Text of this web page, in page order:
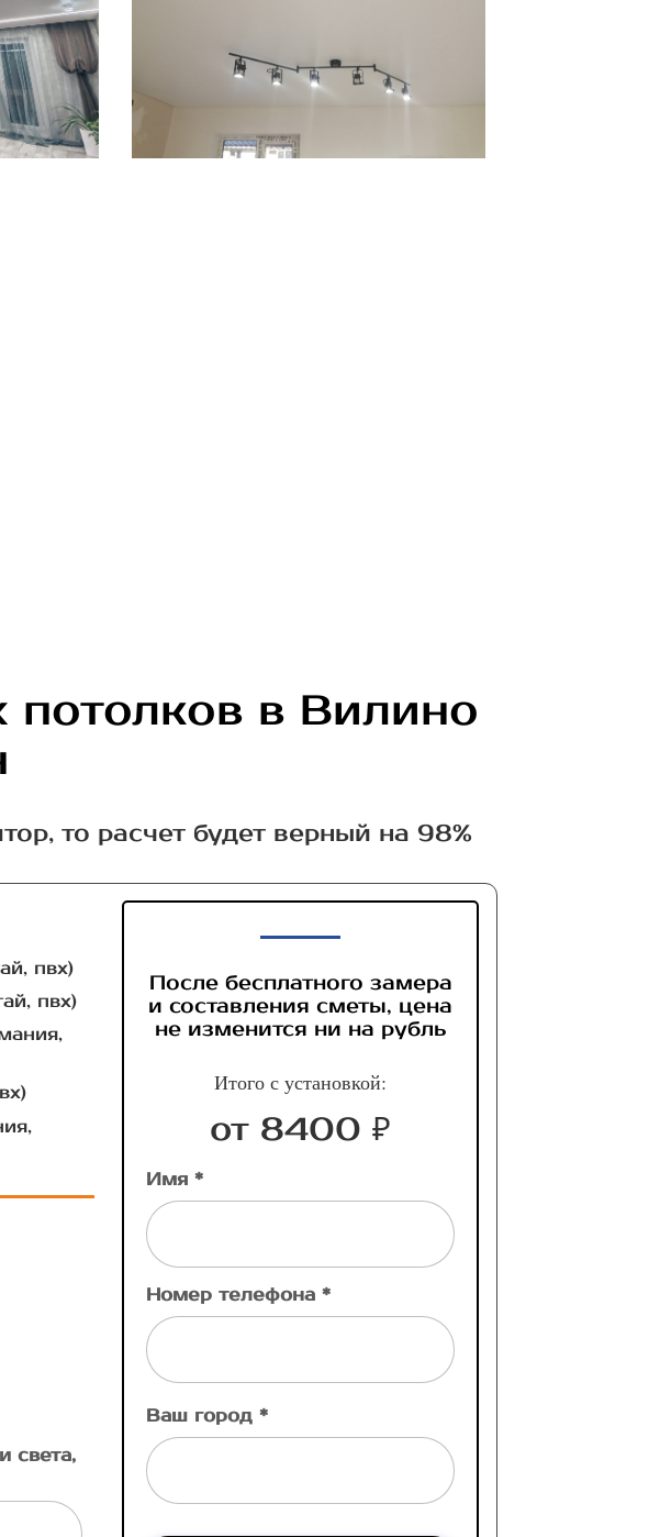
потолков в Вилино
то расчет будет верный на 98%
пвх)
пвх)
света,
После бесплатного замера
и составления сметы, цена
не изменится ни на рубль
Итого с установкой:
от 8400 ₽
Имя *
Номер телефона *
Ваш город *